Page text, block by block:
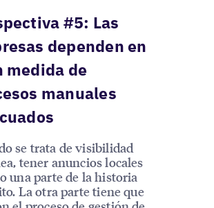
#5: Las
dependen en
medida de
manuales
se trata de visibilidad
tener anuncios locales
una parte de la historia
La otra parte tiene que